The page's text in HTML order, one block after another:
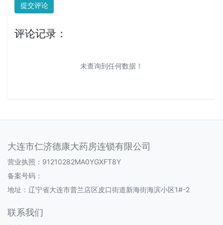
提交评论
评论记录：
未查询到任何数据！
大连市仁济德康大药房连锁有限公司
营业执照：91210282MA0YGXFT8Y
备案号码：
地址：辽宁省大连市普兰店区皮口街道新海街海滨小区1#-2
联系我们